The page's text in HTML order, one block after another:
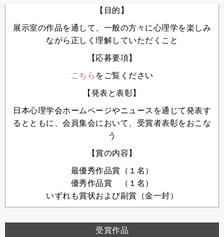
【目的】
展示室の作品を通して、一般の方々に心理学を楽しみ
ながら正しく理解していただくこと
【応募要項】
こちら をご覧ください
【発表と表彰】
日本心理学会ホームページやニュースを通じて発表す
るとともに、会員集会において、受賞者表彰をおこな
う
【賞の内容】
最優秀作品賞（１名）
優秀作品賞 （１名）
いずれも賞状および副賞（金一封）
受賞作品